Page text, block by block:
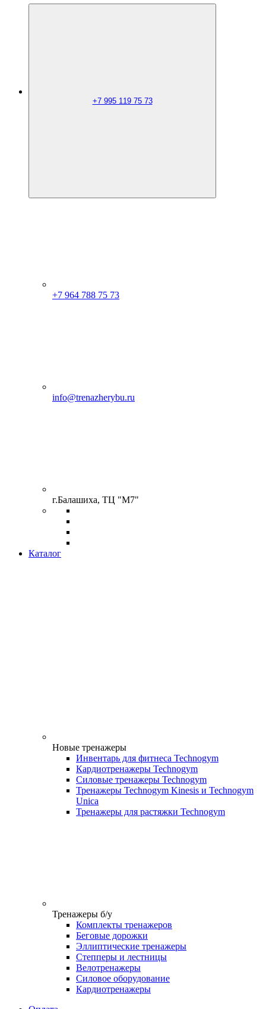
+7 995 119 75 73
+7 964 788 75 73
info@trenazherybu.ru
г.Балашиха, ТЦ "М7"
Каталог
Новые тренажеры
Инвентарь для фитнеса Technogym
Кардиотренажеры Technogym
Силовые тренажеры Technogym
Тренажеры Technogym Kinesis и Technogym
Unica
Тренажеры для растяжки Technogym
Тренажеры б/у
Комплекты тренажеров
Беговые дорожки
Эллиптические тренажеры
Степперы и лестницы
Велотренажеры
Силовое оборудование
Кардиотренажеры